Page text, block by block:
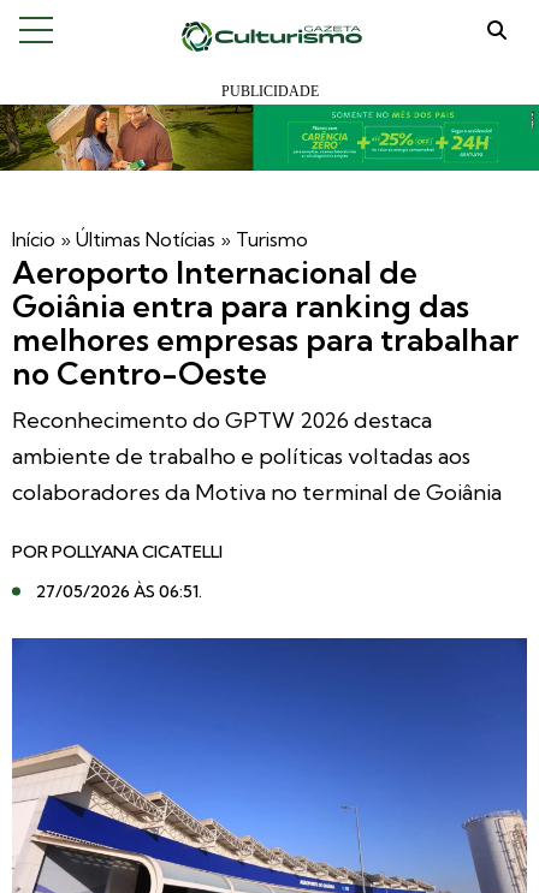
Início » Últimas Notícias » Turismo
Aeroporto Internacional de
Goiânia entra para ranking das
melhores empresas para trabalhar
no Centro-Oeste
Reconhecimento do GPTW 2026 destaca
ambiente de trabalho e políticas voltadas aos
colaboradores da Motiva no terminal de Goiânia
PORPOLLYANA CICATELLI
27/05/2026 ÀS 06:51.